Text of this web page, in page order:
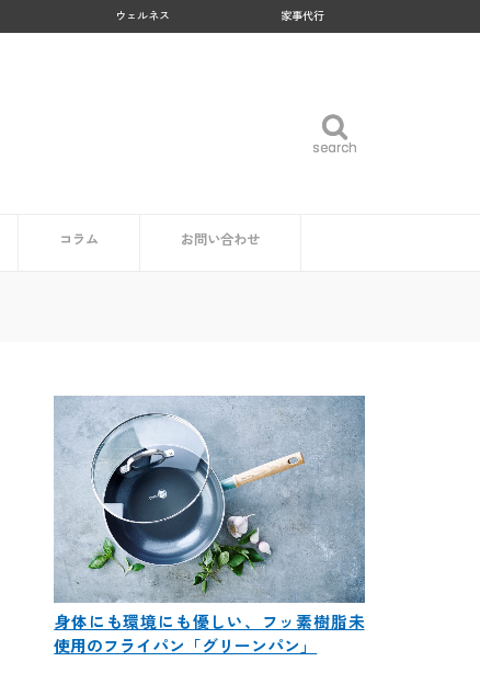
ウェルネス 家事代行
search
search
コラム お問い合わせ
身体にも環境にも優しい、フッ素樹脂未
使用のフライパン「グリーンパン」